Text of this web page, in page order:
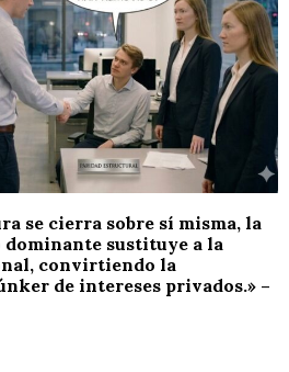
se cierra sobre sí misma, la
sustituye a la
convirtiendo la
de intereses privados.» –